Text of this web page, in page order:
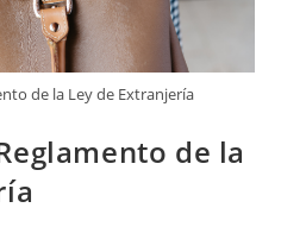
de la Ley de Extranjería
de la